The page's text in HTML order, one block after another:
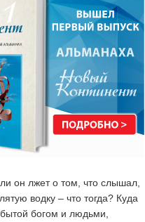
он лжет о том, что слышал,
водку – что тогда? Куда
богом и людьми,